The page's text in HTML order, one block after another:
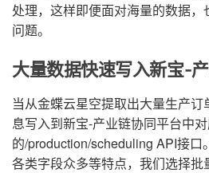
处理，这样即便面对海量的数据
问题。
大量数据快速写入新宝-
当从金蝶云星空提取出大量生产
息写入到新宝-产业链协同平台中
的/production/scheduling API接口
各类字段众多等特点，我们选择批